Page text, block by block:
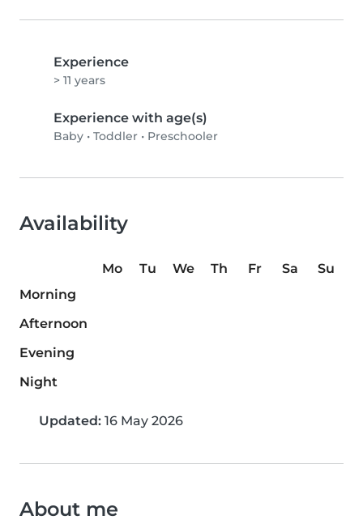
Experience
> 11 years
Experience with age(s)
Baby • Toddler • Preschooler
Availability
Mo Tu We Th Fr Sa
Su
Morning
Afternoon
Evening
Night
Updated: 16 May 2026
About me